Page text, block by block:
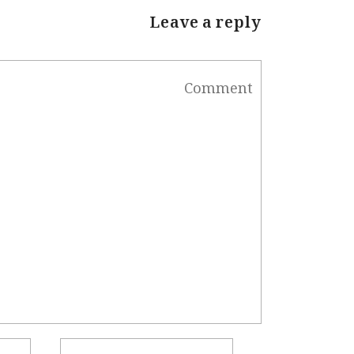
Leave a reply